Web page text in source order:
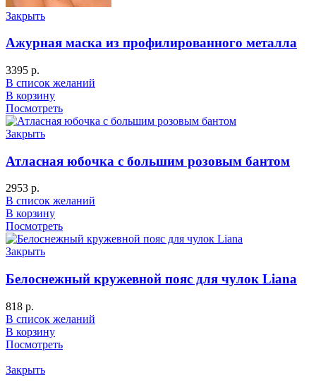
Закрыть
Ажурная маска из профилированного металла
3395 р.
В список желаний
В корзину
Посмотреть
Закрыть
Атласная юбочка с большим розовым бантом
2953 р.
В список желаний
В корзину
Посмотреть
Закрыть
Белоснежный кружевной пояс для чулок Liana
818 р.
В список желаний
В корзину
Посмотреть
Закрыть